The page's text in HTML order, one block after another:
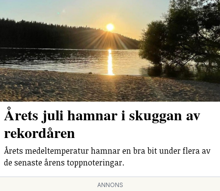
Årets juli hamnar i skuggan av
rekordåren
Årets medeltemperatur hamnar en bra bit under flera av
de senaste årens toppnoteringar.
ANNONS